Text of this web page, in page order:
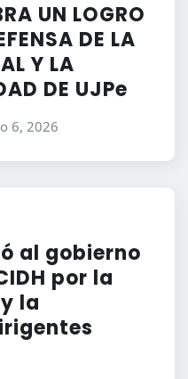
UN LOGRO
DE LA
Y LA
DE UJPe
6, 2026
al gobierno
por la
la